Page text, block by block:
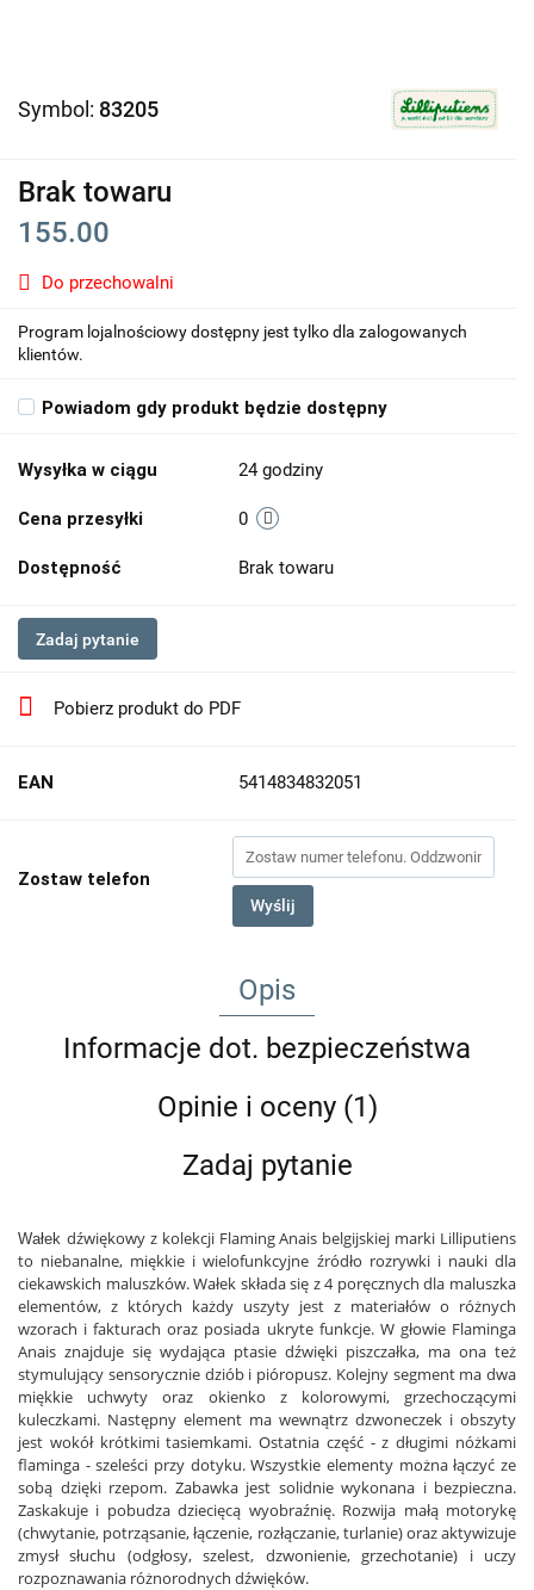
Symbol: 83205
Brak towaru
155.00
Do przechowalni
Program lojalnościowy dostępny jest tylko dla zalogowanych
klientów.
Powiadom gdy produkt będzie dostępny
Wysyłka w ciągu 24 godziny
Cena przesyłki 0
Dostępność Brak towaru
Zadaj pytanie
Pobierz produkt do PDF
EAN 5414834832051
Zostaw telefon
Wyślij
Opis
Informacje dot. bezpieczeństwa
Opinie i oceny (1)
Zadaj pytanie
Wałek dźwiękowy z kolekcji Flaming Anais belgijskiej marki Lilliputiens
to niebanalne, miękkie i wielofunkcyjne źródło rozrywki i nauki dla
ciekawskich maluszków. Wałek składa się z 4 poręcznych dla maluszka
elementów, z których każdy uszyty jest z materiałów o różnych
wzorach i fakturach oraz posiada ukryte funkcje. W głowie Flaminga
Anais znajduje się wydająca ptasie dźwięki piszczałka, ma ona też
stymulujący sensorycznie dziób i pióropusz. Kolejny segment ma dwa
miękkie uchwyty oraz okienko z kolorowymi, grzechoczącymi
kuleczkami. Następny element ma wewnątrz dzwoneczek i obszyty
jest wokół krótkimi tasiemkami. Ostatnia część - z długimi nóżkami
flaminga - szeleści przy dotyku. Wszystkie elementy można łączyć ze
sobą dzięki rzepom. Zabawka jest solidnie wykonana i bezpieczna.
Zaskakuje i pobudza dziecięcą wyobraźnię. Rozwija małą motorykę
(chwytanie, potrząsanie, łączenie, rozłączanie, turlanie) oraz aktywizuje
zmysł słuchu (odgłosy, szelest, dzwonienie, grzechotanie) i uczy
rozpoznawania różnorodnych dźwięków.